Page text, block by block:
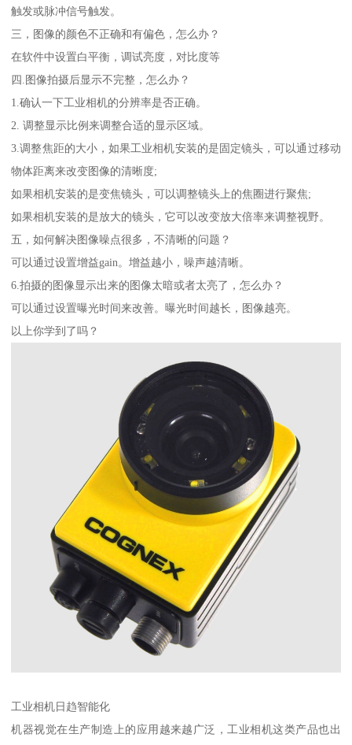
触发或脉冲信号触发。
三，图像的颜色不正确和有偏色，怎么办？
在软件中设置白平衡，调试亮度，对比度等
四.图像拍摄后显示不完整，怎么办？
1.确认一下工业相机的分辨率是否正确。
2. 调整显示比例来调整合适的显示区域。
3.调整焦距的大小，如果工业相机安装的是固定镜头，可以通过移动
物体距离来改变图像的清晰度;
如果相机安装的是变焦镜头，可以调整镜头上的焦圈进行聚焦;
如果相机安装的是放大的镜头，它可以改变放大倍率来调整视野。
五，如何解决图像噪点很多，不清晰的问题？
可以通过设置增益gain。增益越小，噪声越清晰。
6.拍摄的图像显示出来的图像太暗或者太亮了，怎么办？
可以通过设置曝光时间来改善。曝光时间越长，图像越亮。
以上你学到了吗？
工业相机日趋智能化
机器视觉在生产制造上的应用越来越广泛，工业相机这类产品也出